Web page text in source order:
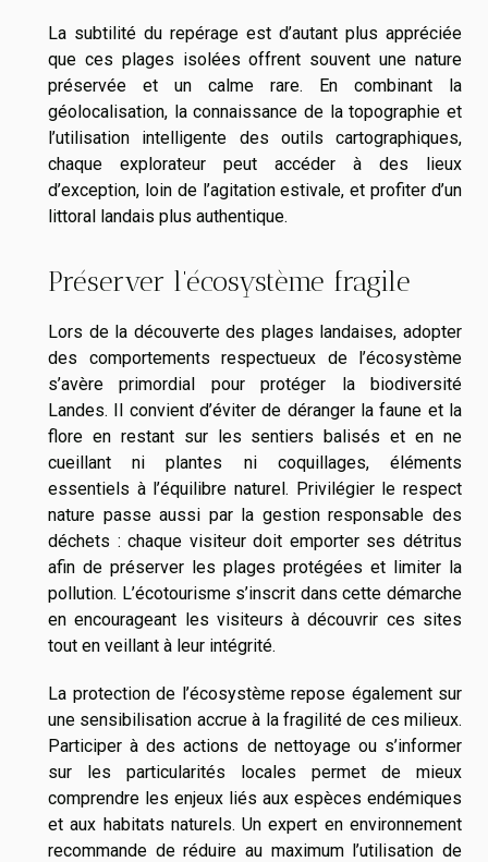
La subtilité du repérage est d’autant plus appréciée
que ces plages isolées offrent souvent une nature
préservée et un calme rare. En combinant la
géolocalisation, la connaissance de la topographie et
l’utilisation intelligente des outils cartographiques,
chaque explorateur peut accéder à des lieux
d’exception, loin de l’agitation estivale, et profiter d’un
littoral landais plus authentique.
Préserver l’écosystème fragile
Lors de la découverte des plages landaises, adopter
des comportements respectueux de l’écosystème
s’avère primordial pour protéger la biodiversité
Landes. Il convient d’éviter de déranger la faune et la
flore en restant sur les sentiers balisés et en ne
cueillant ni plantes ni coquillages, éléments
essentiels à l’équilibre naturel. Privilégier le respect
nature passe aussi par la gestion responsable des
déchets : chaque visiteur doit emporter ses détritus
afin de préserver les plages protégées et limiter la
pollution. L’écotourisme s’inscrit dans cette démarche
en encourageant les visiteurs à découvrir ces sites
tout en veillant à leur intégrité.
La protection de l’écosystème repose également sur
une sensibilisation accrue à la fragilité de ces milieux.
Participer à des actions de nettoyage ou s’informer
sur les particularités locales permet de mieux
comprendre les enjeux liés aux espèces endémiques
et aux habitats naturels. Un expert en environnement
recommande de réduire au maximum l’utilisation de